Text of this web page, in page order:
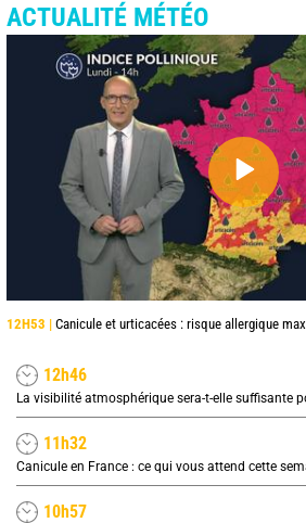
ACTUALITÉ MÉTÉO
12H53 | Canicule et urticacées : risque allergique maximal
12h46
11h32
Canicule en France : ce qui vous attend cette
10h57